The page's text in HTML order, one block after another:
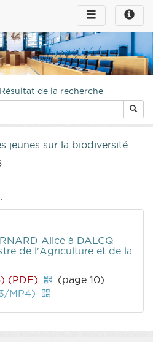
Toggle
infos
Toggle
navigation
de la recherche
jeunes sur la biodiversité
Alice à DALCQ
de l'Agriculture et de la
(PDF)
(page 10)
MP4)